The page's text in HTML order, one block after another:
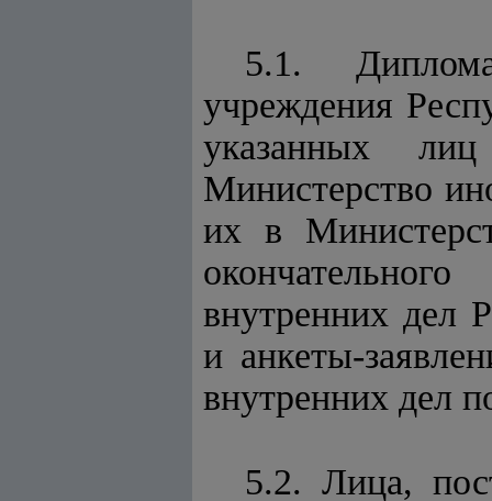
5.1.
учреждения
указанных
Министерство
их в
внутренних дел
и анкеты-
внутренних дел
5.2. Лица,